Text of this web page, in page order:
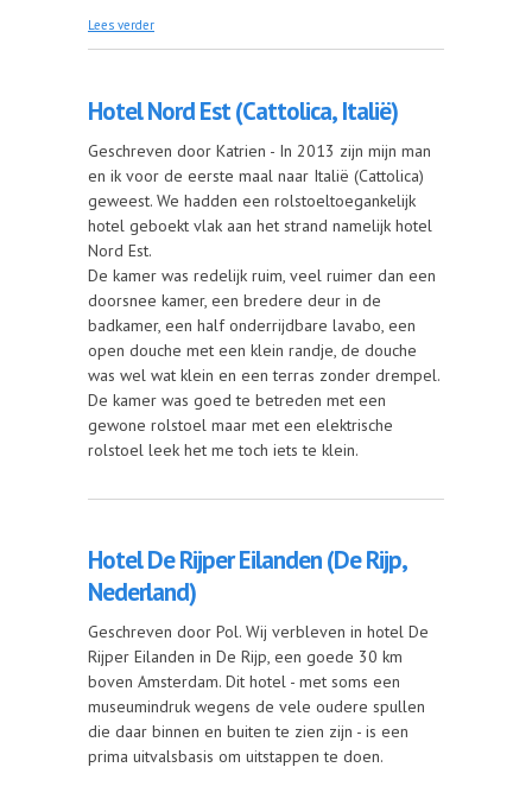
Lees verder
Hotel Nord Est (Cattolica, Italië)
Geschreven door Katrien - In 2013 zijn mijn man
en ik voor de eerste maal naar Italië (Cattolica)
geweest. We hadden een rolstoeltoegankelijk
hotel geboekt vlak aan het strand namelijk hotel
Nord Est.
De kamer was redelijk ruim, veel ruimer dan een
doorsnee kamer, een bredere deur in de
badkamer, een half onderrijdbare lavabo, een
open douche met een klein randje, de douche
was wel wat klein en een terras zonder drempel.
De kamer was goed te betreden met een
gewone rolstoel maar met een elektrische
rolstoel leek het me toch iets te klein.
Hotel De Rijper Eilanden (De Rijp,
Nederland)
Geschreven door Pol. Wij verbleven in hotel De
Rijper Eilanden in De Rijp, een goede 30 km
boven Amsterdam. Dit hotel - met soms een
museumindruk wegens de vele oudere spullen
die daar binnen en buiten te zien zijn - is een
prima uitvalsbasis om uitstappen te doen.